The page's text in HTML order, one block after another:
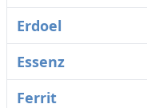
Erdoel
Essenz
Ferrit